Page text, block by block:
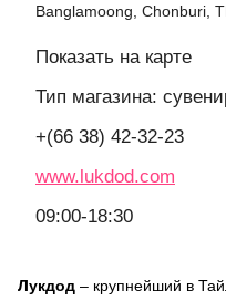
Banglamoong, Chonburi,
Показать на карте
Тип магазина:
+(66 38) 42-32-23
www.lukdod.com
09:00-18:30
Лукдод – крупнейший в